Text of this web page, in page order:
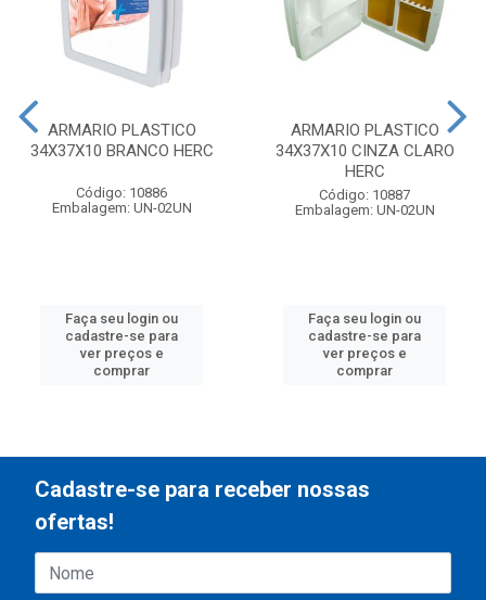
ARMARIO PLASTICO
34X37X10 BRANCO HERC
Código: 10886
Embalagem: UN-02UN
Faça seu login ou
cadastre-se para
ver preços e
comprar
ARMARIO PLASTICO
34X37X10 CINZA CLARO
HERC
Código: 10887
Embalagem: UN-02UN
Faça seu login ou
cadastre-se para
ver preços e
comprar
Cadastre-se para receber nossas
ofertas!